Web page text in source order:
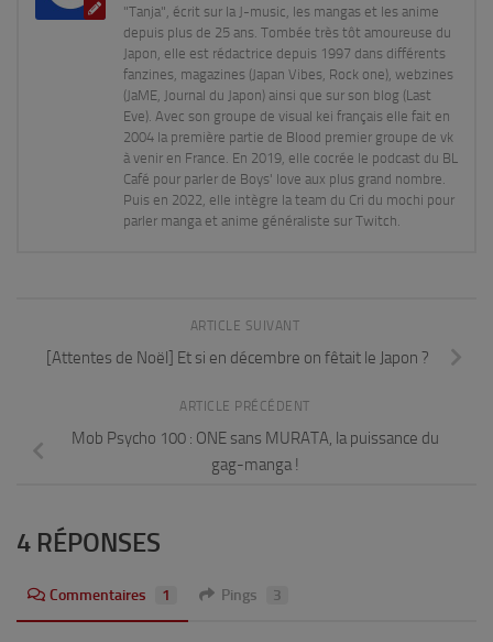
"Tanja", écrit sur la J-music, les mangas et les anime
depuis plus de 25 ans. Tombée très tôt amoureuse du
Japon, elle est rédactrice depuis 1997 dans différents
fanzines, magazines (Japan Vibes, Rock one), webzines
(JaME, Journal du Japon) ainsi que sur son blog (Last
Eve). Avec son groupe de visual kei français elle fait en
2004 la première partie de Blood premier groupe de vk
à venir en France. En 2019, elle cocrée le podcast du BL
Café pour parler de Boys' love aux plus grand nombre.
Puis en 2022, elle intègre la team du Cri du mochi pour
parler manga et anime généraliste sur Twitch.
ARTICLE SUIVANT
[Attentes de Noël] Et si en décembre on fêtait le Japon ?
ARTICLE PRÉCÉDENT
Mob Psycho 100 : ONE sans MURATA, la puissance du
gag-manga !
4 RÉPONSES
Commentaires 1 Pings 3